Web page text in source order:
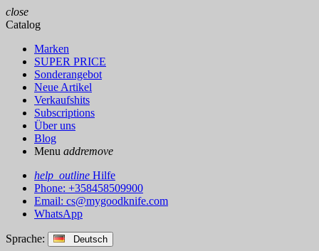
close
Catalog
Marken
SUPER PRICE
Sonderangebot
Neue Artikel
Verkaufshits
Subscriptions
Über uns
Blog
Menu addremove
help_outline Hilfe
Phone: +358458509900
Email: cs@mygoodknife.com
WhatsApp
Sprache: Deutsch